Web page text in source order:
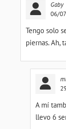
Gaby
06/
Tengo solo
piernas. Ah,
A mí
llevo 6